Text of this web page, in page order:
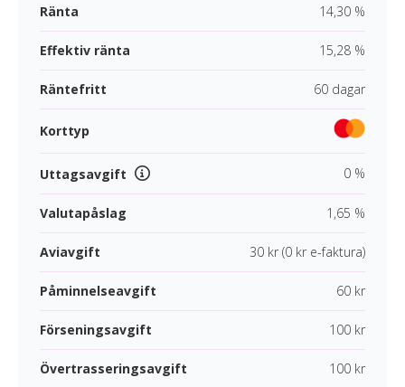
Ränta 14,30 %
Effektiv ränta 15,28 %
Räntefritt 60 dagar
Korttyp
Uttagsavgift 0 %
Valutapåslag 1,65 %
Aviavgift 30 kr (0 kr e-faktura)
Påminnelseavgift 60 kr
Förseningsavgift 100 kr
Övertrasseringsavgift 100 kr